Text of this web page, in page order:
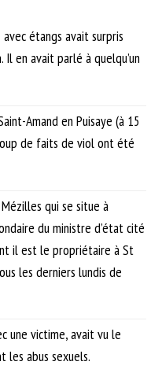
étangs avait surpris
en avait parlé à quelqu’un
Amand en Puisaye (à 15
de faits de viol ont été
qui se situe à
du ministre d’état cité
il est le propriétaire à St
les derniers lundis de
une victime, avait vu le
les abus sexuels.